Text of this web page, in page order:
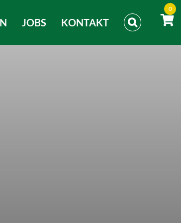
JOBS KONTAKT
0